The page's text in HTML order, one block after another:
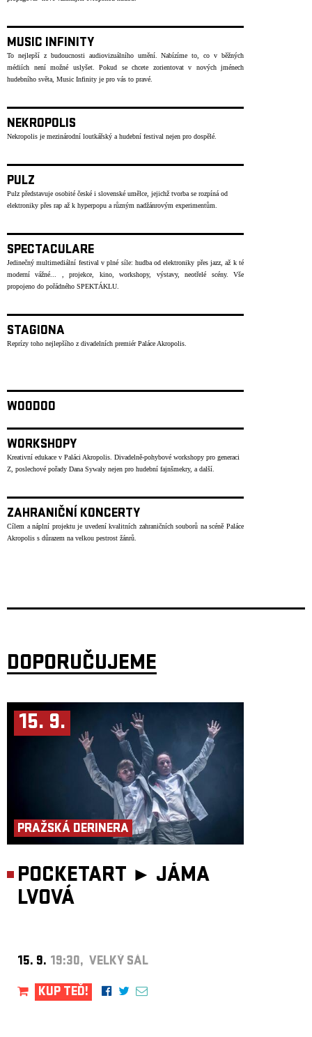
MUSIC INFINITY
To nejlepší z budoucnosti audiovizuálního umění. Nabízíme to, co v běžných
médiích není možné uslyšet. Pokud se chcete zorientovat v nových jménech
hudebního světa, Music Infinity je pro vás to pravé.
NEKROPOLIS
Nekropolis je mezinárodní loutkářský a hudební festival nejen pro dospělé.
PULZ
Pulz představuje osobité české i slovenské umělce, jejichž tvorba se rozpíná od
elektroniky přes rap až k hyperpopu a různým nadžánrovým experimentům.
SPECTACULARE
Jedinečný multimediální festival v plné síle: hudba od elektroniky přes jazz, až k té
moderní vážné... , projekce, kino, workshopy, výstavy, neotřelé scény. Vše
propojeno do pořádného SPEKTÁKLU.
STAGIONA
Reprízy toho nejlepšího z divadelních premiér Paláce Akropolis.
WOODOO
WORKSHOPY
Kreativní edukace v Paláci Akropolis. Divadelně-pohybové workshopy pro generaci
Z, poslechové pořady Dana Sywaly nejen pro hudební fajnšmekry, a další.
ZAHRANIČNÍ KONCERTY
Cílem a náplní projektu je uvedení kvalitních zahraničních souborů na scéně Paláce
Akropolis s důrazem na velkou pestrost žánrů.
DOPORUČUJEME
15. 9.
PRAŽSKÁ DERINERA
POCKETART ► JÁMA
LVOVÁ
15. 9. 19:30, VELKÝ SÁL
KUP TEĎ!